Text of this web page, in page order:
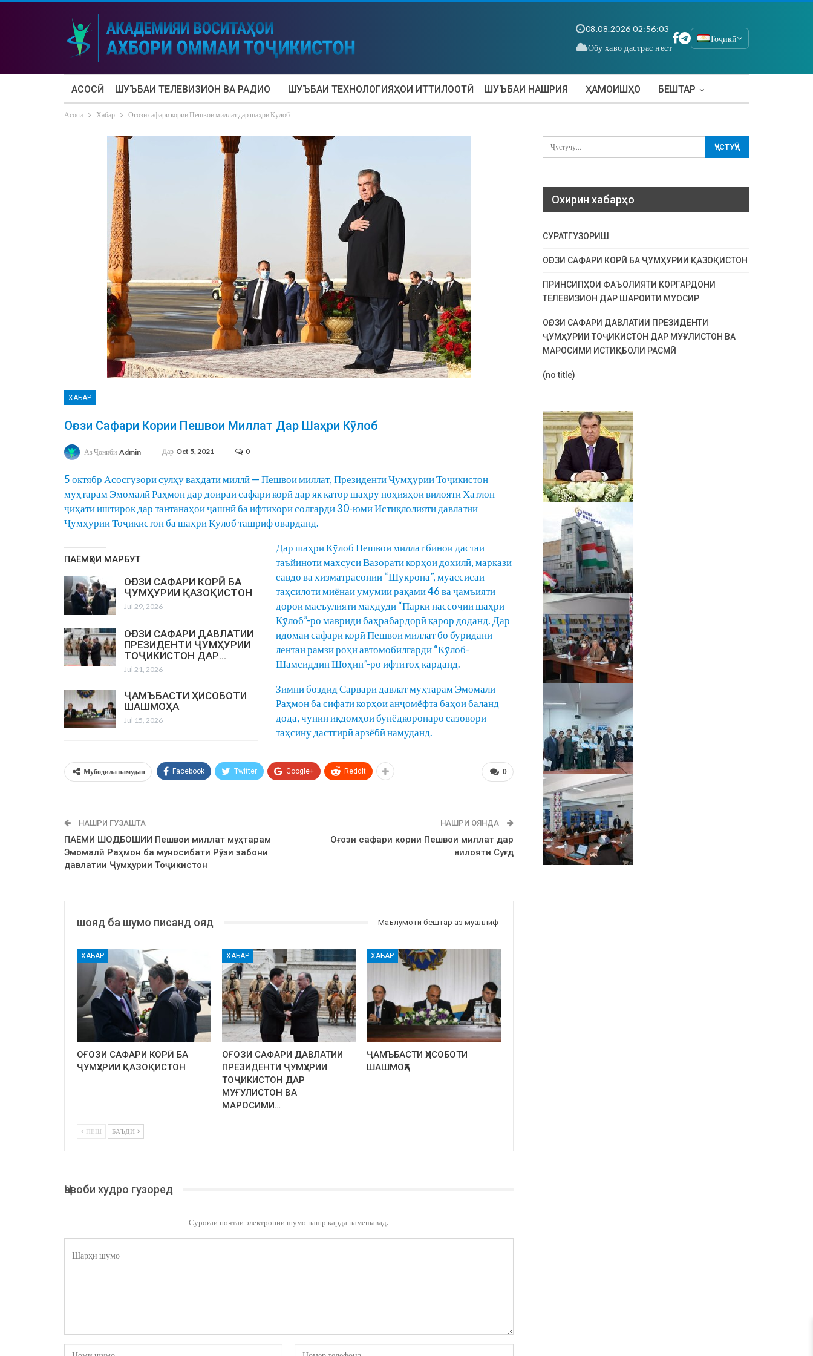
08.08.2026 02:56:03
Обу ҳаво дастрас нест
Тоҷикӣ
АСОСӢ ШУЪБАИ ТЕЛЕВИЗИОН ВА РАДИО ШУЪБАИ ТЕХНОЛОГИЯҲОИ ИТТИЛООТӢ ШУЪБАИ НАШРИЯ ҲАМОИШҲО БЕШТАР
Асосӣ Хабар Оғози сафари кории Пешвои миллат дар шаҳри Кӯлоб
ХАБАР
Оғози Сафари Кории Пешвои Миллат Дар Шаҳри Кӯлоб
Аз Ҷониби Admin Дар Oct 5, 2021 0
5 октябр Асосгузори сулҳу ваҳдати миллӣ — Пешвои миллат, Президенти Ҷумҳурии Тоҷикистон
муҳтарам Эмомалӣ Раҳмон дар доираи сафари корӣ дар як қатор шаҳру ноҳияҳои вилояти Хатлон
ҷиҳати иштирок дар тантанаҳои ҷашнӣ ба ифтихори солгарди 30-юми Истиқлолияти давлатии
Ҷумҳурии Тоҷикистон ба шаҳри Кӯлоб ташриф оварданд.
ПАЁМҲОИ МАРБУТ
ОҒОЗИ САФАРИ КОРӢ БА
ҶУМҲУРИИ ҚАЗОҚИСТОН
Jul 29, 2026
ОҒОЗИ САФАРИ ДАВЛАТИИ
ПРЕЗИДЕНТИ ҶУМҲУРИИ
ТОҶИКИСТОН ДАР…
Jul 21, 2026
ҶАМЪБАСТИ ҲИСОБОТИ
ШАШМОҲА
Jul 15, 2026
Дар шаҳри Кӯлоб Пешвои миллат бинои дастаи
таъйиноти махсуси Вазорати корҳои дохилӣ, маркази
савдо ва хизматрасонии “Шукрона”, муассисаи
таҳсилоти миёнаи умумии рақами 46 ва ҷамъияти
дорои масъулияти маҳдуди “Парки нассоҷии шаҳри
Кӯлоб”-ро мавриди баҳрабардорӣ қарор доданд. Дар
идомаи сафари корӣ Пешвои миллат бо буридани
лентаи рамзӣ роҳи автомобилгарди “Кӯлоб-
Шамсиддин Шоҳин”-ро ифтитоҳ карданд.
Зимни боздид Сарвари давлат муҳтарам Эмомалӣ
Раҳмон ба сифати корҳои анҷомёфта баҳои баланд
дода, чунин иқдомҳои бунёдкоронаро сазовори
таҳсину дастгирӣ арзёбӣ намуданд.
0
Мубодила намудан Facebook Twitter Google+ ReddIt
НАШРИ ГУЗАШТА
ПАЁМИ ШОДБОШИИ Пешвои миллат муҳтарам
Эмомалӣ Раҳмон ба муносибати Рӯзи забони
давлатии Ҷумҳурии Тоҷикистон
НАШРИ ОЯНДА
Оғози сафари кории Пешвои миллат дар
вилояти Суғд
шояд ба шумо писанд ояд Маълумоти бештар аз муаллиф
ХАБАР
ОҒОЗИ САФАРИ КОРӢ БА
ҶУМҲУРИИ ҚАЗОҚИСТОН
ХАБАР
ОҒОЗИ САФАРИ ДАВЛАТИИ
ПРЕЗИДЕНТИ ҶУМҲУРИИ
ТОҶИКИСТОН ДАР
МУҒУЛИСТОН ВА
МАРОСИМИ…
ХАБАР
ҶАМЪБАСТИ ҲИСОБОТИ
ШАШМОҲА
ПЕШ БАЪДӢ
Ҷавоби худро гузоред
Суроғаи почтаи электронии шумо нашр карда намешавад.
Охирин хабарҳо
СУРАТГУЗОРИШ
ОҒОЗИ САФАРИ КОРӢ БА ҶУМҲУРИИ ҚАЗОҚИСТОН
ПРИНСИПҲОИ ФАЪОЛИЯТИ КОРГАРДОНИ
ТЕЛЕВИЗИОН ДАР ШАРОИТИ МУОСИР
ОҒОЗИ САФАРИ ДАВЛАТИИ ПРЕЗИДЕНТИ
ҶУМҲУРИИ ТОҶИКИСТОН ДАР МУҒУЛИСТОН ВА
МАРОСИМИ ИСТИҚБОЛИ РАСМӢ
(no title)